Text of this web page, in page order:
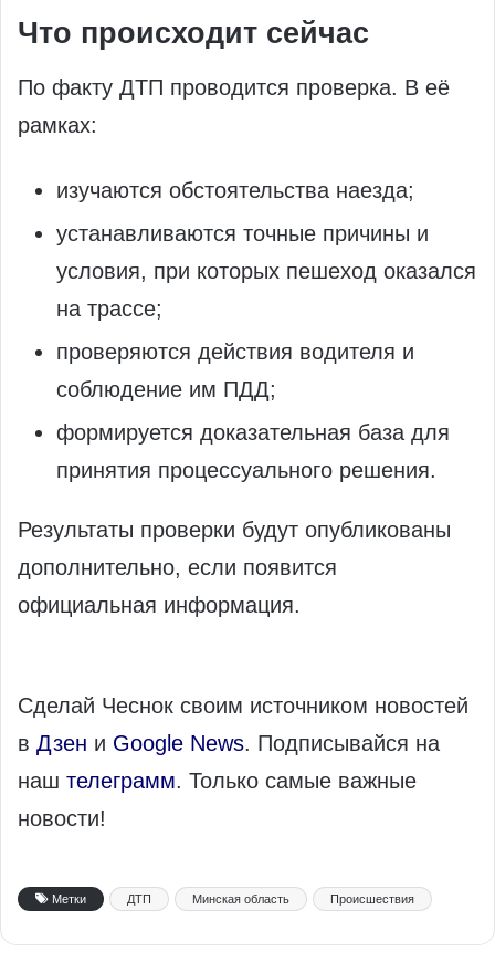
Что происходит сейчас
По факту ДТП проводится проверка. В её
рамках:
изучаются обстоятельства наезда;
устанавливаются точные причины и
условия, при которых пешеход оказался
на трассе;
проверяются действия водителя и
соблюдение им ПДД;
формируется доказательная база для
принятия процессуального решения.
Результаты проверки будут опубликованы
дополнительно, если появится
официальная информация.
Сделай Чеснок своим источником новостей
в Дзен и Google News. Подписывайся на
наш телеграмм. Только самые важные
новости!
Метки ДТП Минская область Происшествия